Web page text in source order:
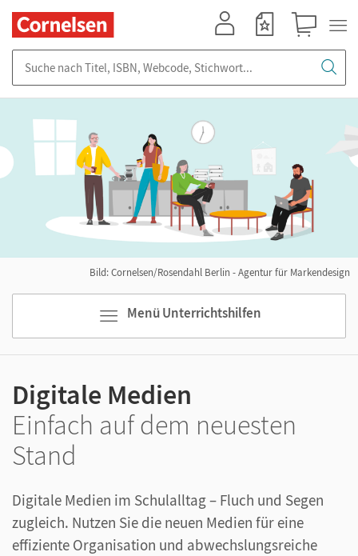
Menü Unterrichtshilfen
Bild: Cornelsen/Rosendahl Berlin - Agentur für Markendesign
Digitale Medien
Einfach auf dem neuesten
Stand
Digitale Medien im Schulalltag – Fluch und Segen
zugleich. Nutzen Sie die neuen Medien für eine
effiziente Organisation und abwechslungsreiche